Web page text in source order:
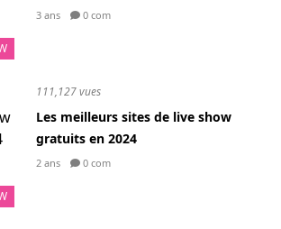
3 ans 0 com
111,127 vues
Les meilleurs sites de live show
gratuits en 2024
2 ans 0 com